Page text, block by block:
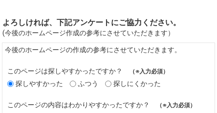
よろしければ、下記アンケートにご協力ください。
(今後のホームページ作成の参考にさせていただきます）
今後のホームページの作成の参考にさせていただきます。
このページは探しやすかったですか？ （※入力必須）
探しやすかった ふつう 探しにくかった
このページの内容はわかりやすかったですか？ （※入力必須）